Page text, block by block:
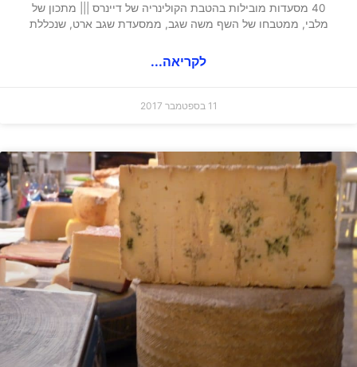
40 מסעדות מובילות בהטבת הקולינריה של דיינרס ||| מתכון של
מלבי, ממטבחו של השף משה שגב, ממסעדת שגב ארט, שנכללת
לקריאה...
11 בספטמבר 2017